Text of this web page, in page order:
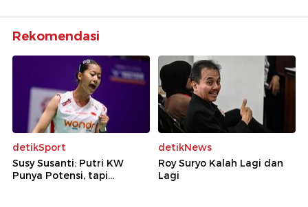
Rekomendasi
detikSport
Susy Susanti: Putri KW
Punya Potensi, tapi...
detikNews
Roy Suryo Kalah Lagi dan
Lagi